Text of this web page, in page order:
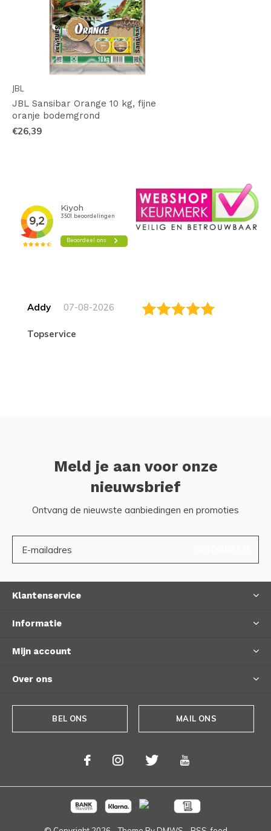
JBL
JBL Sansibar Orange 10 kg, fijne
oranje bodemgrond
€26,39
Addy 07-08-2026
topservice
Meld je aan voor onze
nieuwsbrief
Ontvang de nieuwste aanbiedingen en promoties
Klantenservice
Informatie
Mijn account
Over ons
BEL ONS MAIL ONS